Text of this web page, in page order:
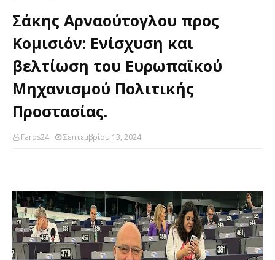
Σάκης Αρναούτογλου προς
Κομισιόν: Ενίσχυση και
βελτίωση του Ευρωπαϊκού
Μηχανισμού Πολιτικής
Προστασίας.
Faros24 Σεπτεμβρίου 13, 2024